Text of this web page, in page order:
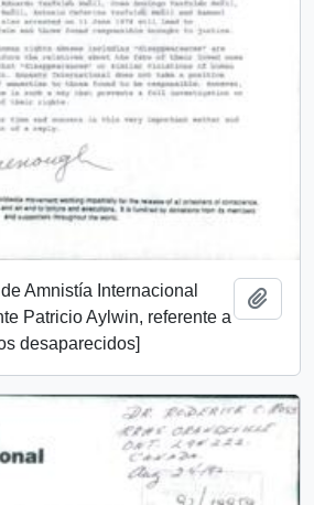
Amnistía Internacional
Patricio Aylwin, referente a
desaparecidos]